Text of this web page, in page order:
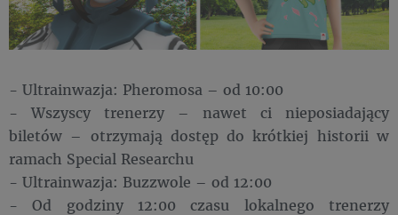
- Ultrainwazja: Pheromosa – od 10:00
- Wszyscy trenerzy – nawet ci nieposiadający
biletów – otrzymają dostęp do krótkiej historii w
ramach Special Researchu
- Ultrainwazja: Buzzwole – od 12:00
- Od godziny 12:00 czasu lokalnego trenerzy